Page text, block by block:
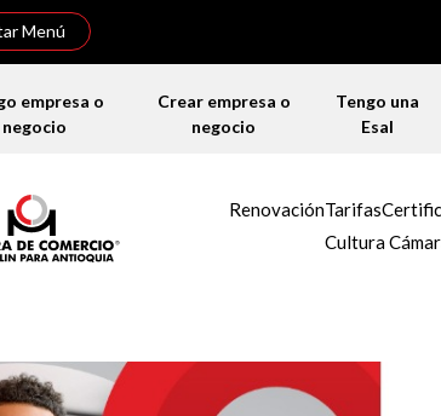
Menú
empresa o
negocio
Crear empresa o
negocio
Tengo una
Esal
RenovaciónTarifas
Cultura